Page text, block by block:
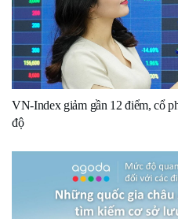
VN-Index giảm gần 12 điểm, cổ
độ